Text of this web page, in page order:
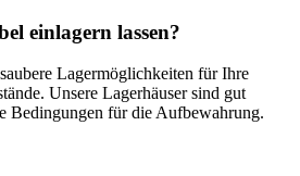
einlagern lassen?
Lagermöglichkeiten für Ihre
Unsere Lagerhäuser sind gut
Bedingungen für die Aufbewahrung.